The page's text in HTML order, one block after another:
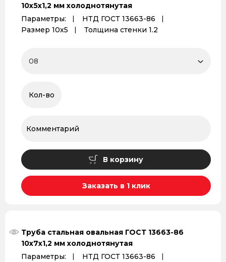
10х5х1,2 мм холоднотянутая
Параметры:
НТД ГОСТ 13663-86
Размер 10х5
Толщина стенки 1.2
В корзину
Заказать в 1 клик
Труба стальная овальная ГОСТ 13663-86
10х7х1,2 мм холоднотянутая
Параметры:
НТД ГОСТ 13663-86